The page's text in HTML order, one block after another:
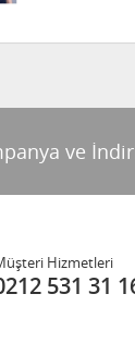
Süspansuvar
463,28
ve
Hizmetleri
531 31